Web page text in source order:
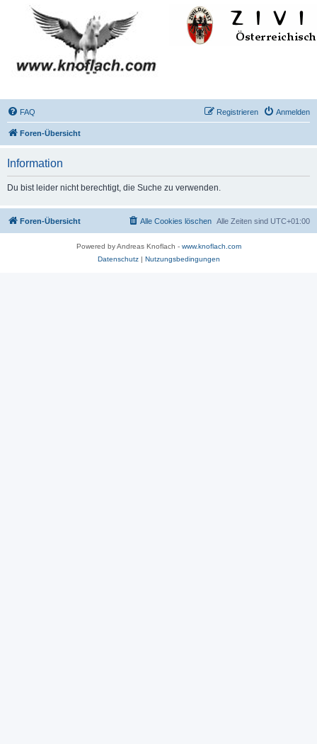
FAQ Anmelden
Registrieren
Foren-Übersicht
Information
Du bist leider nicht berechtigt, die Suche zu verwenden.
Foren-Übersicht Alle Zeiten sind UTC+01:00
Alle Cookies löschen
Powered by Andreas Knoflach - www.knoflach.com
Datenschutz| Nutzungsbedingungen